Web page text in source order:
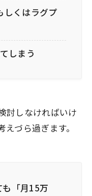
しくはラグプ
しまう
討しなければいけ
づら過ぎます。
「月15万